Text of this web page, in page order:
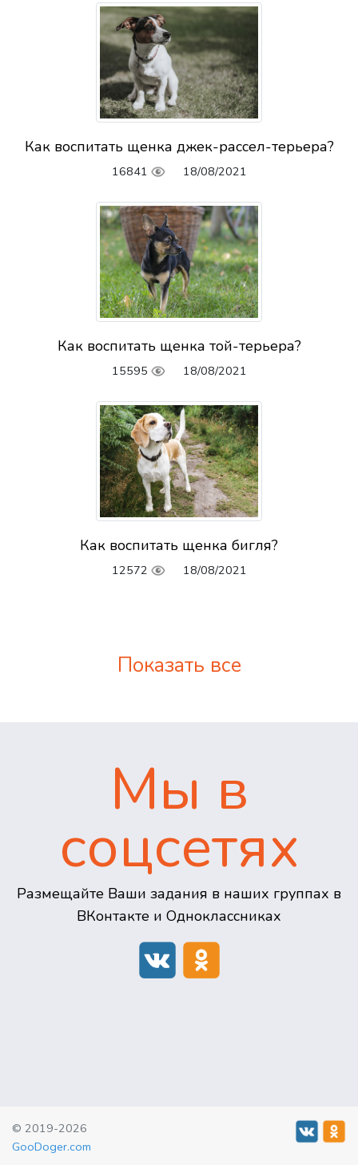
Как воспитать щенка джек-рассел-терьера?
16841 18/08/2021
Как воспитать щенка той-терьера?
15595 18/08/2021
Как воспитать щенка бигля?
12572 18/08/2021
Показать все
Мы в
соцсетях
Размещайте Ваши задания в наших группах в
ВКонтакте и Одноклассниках
© 2019-2026
GooDoger.com